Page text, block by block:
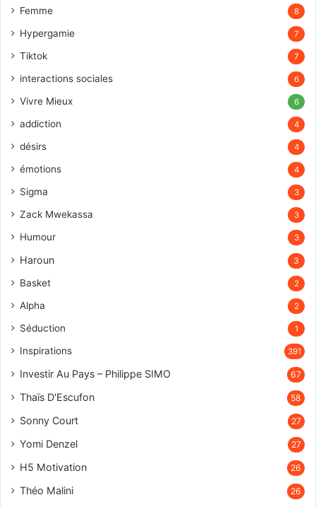
Femme 8
Hypergamie 7
Tiktok 7
interactions sociales 6
Vivre Mieux 6
addiction 4
désirs 4
émotions 4
Sigma 3
Zack Mwekassa 3
Humour 3
Haroun 3
Basket 2
Alpha 2
Séduction 1
Inspirations 391
Investir Au Pays – Philippe SIMO 67
Thaïs D'Escufon 58
Sonny Court 27
Yomi Denzel 27
H5 Motivation 26
Théo Malini 26